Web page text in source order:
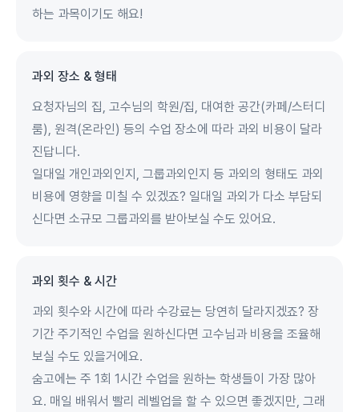
하는 과목이기도 해요!
과외 장소 & 형태
요청자님의 집, 고수님의 학원/집, 대여한 공간(카페/스터디
룸), 원격(온라인) 등의 수업 장소에 따라 과외 비용이 달라
진답니다.
일대일 개인과외인지, 그룹과외인지 등 과외의 형태도 과외
비용에 영향을 미칠 수 있겠죠? 일대일 과외가 다소 부담되
신다면 소규모 그룹과외를 받아보실 수도 있어요.
과외 횟수 & 시간
과외 횟수와 시간에 따라 수강료는 당연히 달라지겠죠? 장
기간 주기적인 수업을 원하신다면 고수님과 비용을 조율해
보실 수도 있을거에요.
숨고에는 주 1회 1시간 수업을 원하는 학생들이 가장 많아
요. 매일 배워서 빨리 레벨업을 할 수 있으면 좋겠지만, 그래